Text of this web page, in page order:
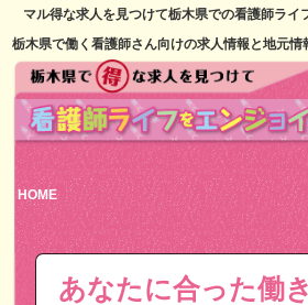
マル得な求人を見つけて栃木県での看護師ライ
栃木県で働く看護師さん向けの求人情報と地元情
HOME
あなたに合った働